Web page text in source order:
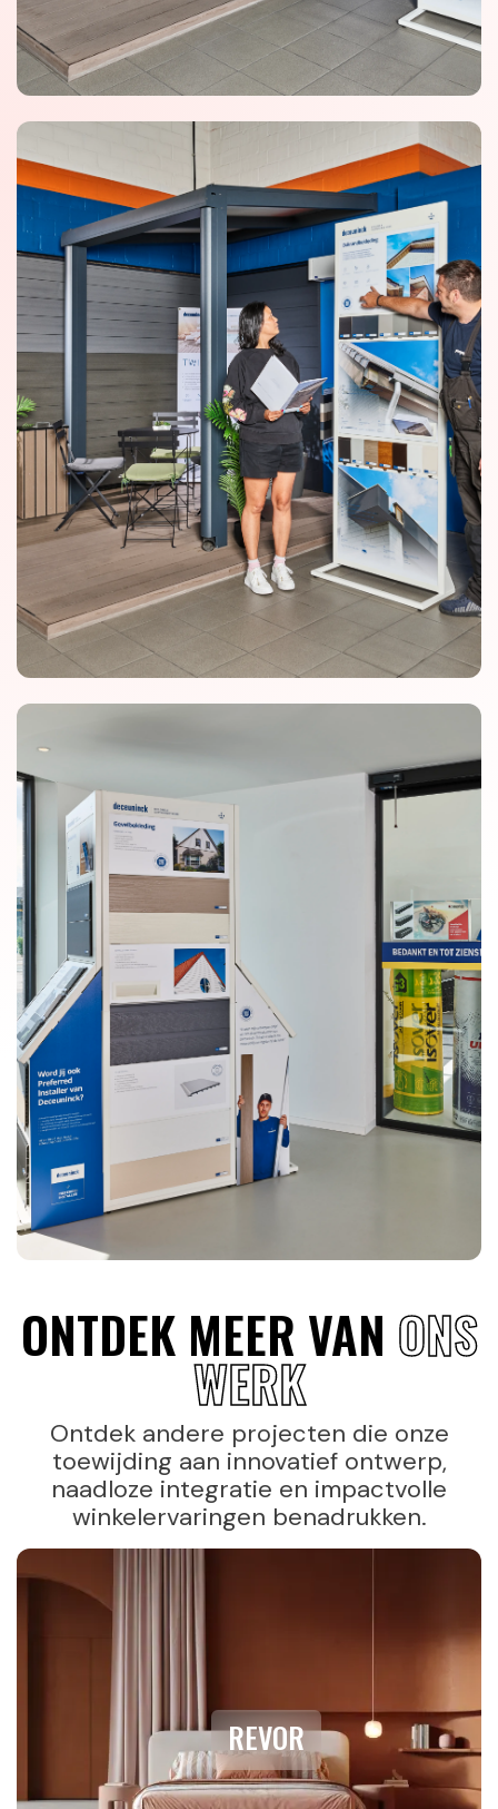
ONTDEK MEER VAN ONS
WERK
Ontdek andere projecten die onze
toewijding aan innovatief ontwerp,
naadloze integratie en impactvolle
winkelervaringen benadrukken.
REVOR